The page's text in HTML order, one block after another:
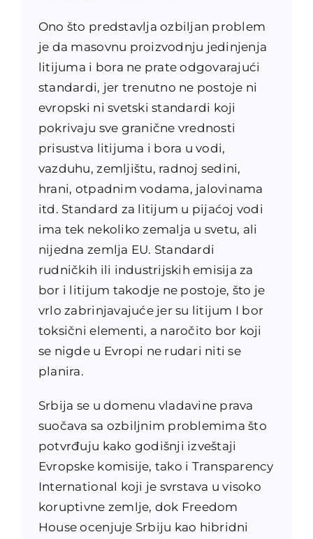
Ono što predstavlja ozbiljan problem
je da masovnu proizvodnju jedinjenja
litijuma i bora ne prate odgovarajući
standardi, jer trenutno ne postoje ni
evropski ni svetski standardi koji
pokrivaju sve granične vrednosti
prisustva litijuma i bora u vodi,
vazduhu, zemljištu, radnoj sedini,
hrani, otpadnim vodama, jalovinama
itd. Standard za litijum u pijaćoj vodi
ima tek nekoliko zemalja u svetu, ali
nijedna zemlja EU. Standardi
rudničkih ili industrijskih emisija za
bor i litijum takodje ne postoje, što je
vrlo zabrinjavajuće jer su litijum I bor
toksični elementi, a naročito bor koji
se nigde u Evropi ne rudari niti se
planira.
Srbija se u domenu vladavine prava
suočava sa ozbiljnim problemima što
potvrđuju kako godišnji izveštaji
Evropske komisije, tako i Transparency
International koji je svrstava u visoko
koruptivne zemlje, dok Freedom
House ocenjuje Srbiju kao hibridni